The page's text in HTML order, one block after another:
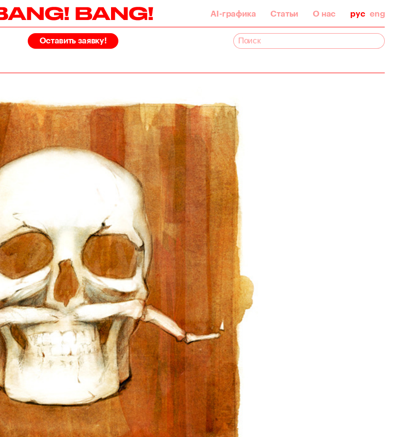
AI-графика Статьи О нас рус eng
Оставить заявку!